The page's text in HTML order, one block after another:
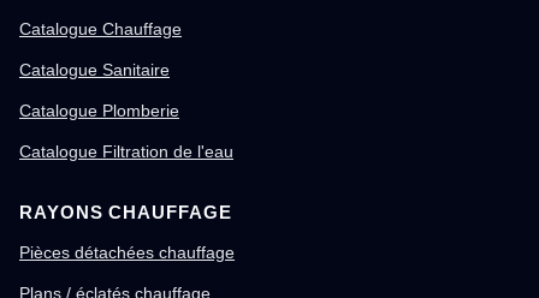
Catalogue Chauffage
Catalogue Sanitaire
Catalogue Plomberie
Catalogue Filtration de l'eau
RAYONS CHAUFFAGE
Pièces détachées chauffage
Plans / éclatés chauffage